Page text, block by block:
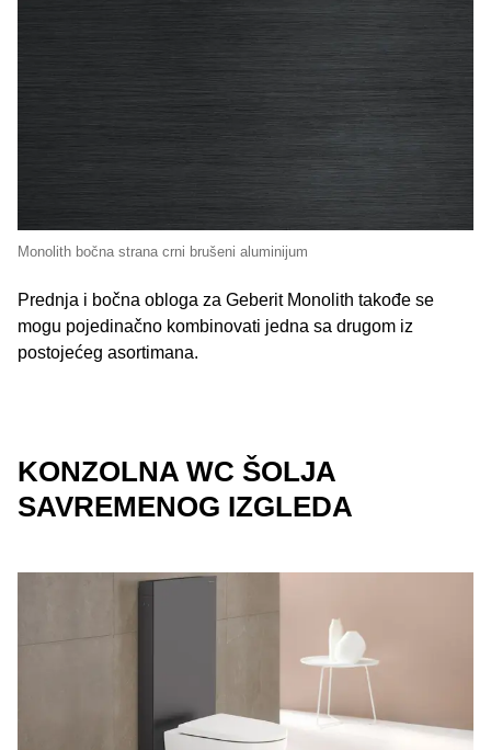
Monolith bočna strana crni brušeni aluminijum
Prednja i bočna obloga za Geberit Monolith takođe se
mogu pojedinačno kombinovati jedna sa drugom iz
postojećeg asortimana.
KONZOLNA WC ŠOLJA
SAVREMENOG IZGLEDA